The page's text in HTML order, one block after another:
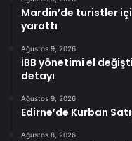
Mardin’de turistler
yarattı
Ağustos 9, 2026
İBB yönetimi el
detayı
Ağustos 9, 2026
Edirne’de Kurban
Ağustos 8, 2026